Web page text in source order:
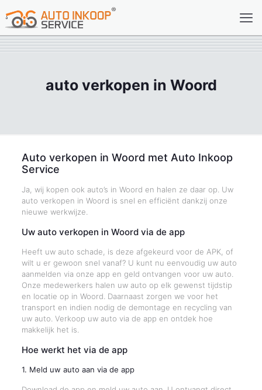
auto verkopen in Woord
Auto verkopen in Woord met Auto Inkoop
Service
Ja, wij kopen ook auto’s in Woord en halen ze daar op. Uw
auto verkopen in Woord is snel en efficiënt dankzij onze
nieuwe werkwijze.
Uw auto verkopen in Woord via de app
Heeft uw auto schade, is deze afgekeurd voor de APK, of
wilt u er gewoon snel vanaf? U kunt nu eenvoudig uw auto
aanmelden via onze app en geld ontvangen voor uw auto.
Onze medewerkers halen uw auto op elk gewenst tijdstip
en locatie op in Woord. Daarnaast zorgen we voor het
transport en indien nodig de demontage en recycling van
uw auto. Verkoop uw auto via de app en ontdek hoe
makkelijk het is.
Hoe werkt het via de app
1. Meld uw auto aan via de app